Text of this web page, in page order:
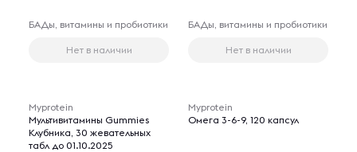
БАДы, витамины и пробиотики
Нет в наличии
БАДы, витамины и пробиотики
Нет в наличии
Myprotein
Мультивитамины Gummies
Клубника, 30 жевательных
табл до 01.10.2025
Myprotein
Омега 3-6-9, 120 капсул